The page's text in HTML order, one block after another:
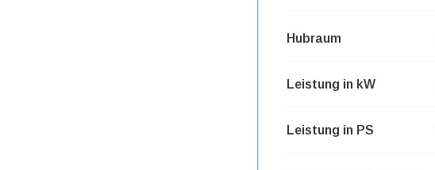
Hubraum
Leistung in kW
Leistung in PS